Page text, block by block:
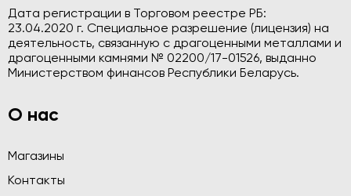
Дата регистрации в Торговом реестре РБ:
23.04.2020 г. Специальное разрешение (лицензия) на
деятельность, связанную с драгоценными металлами и
драгоценными камнями № 02200/17-01526, выданно
Министерством финансов Республики Беларусь.
О нас
Магазины
Контакты